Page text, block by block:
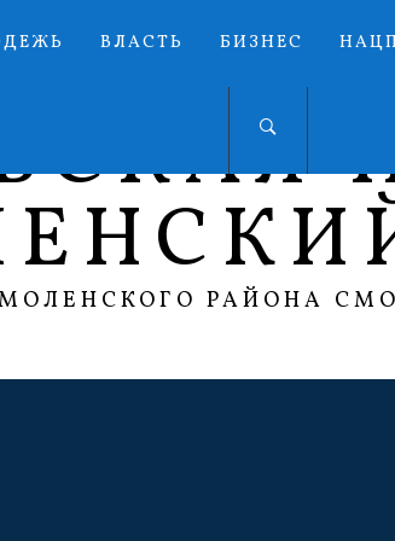
ВЛАСТЬ БИЗНЕС
РАЙОНА